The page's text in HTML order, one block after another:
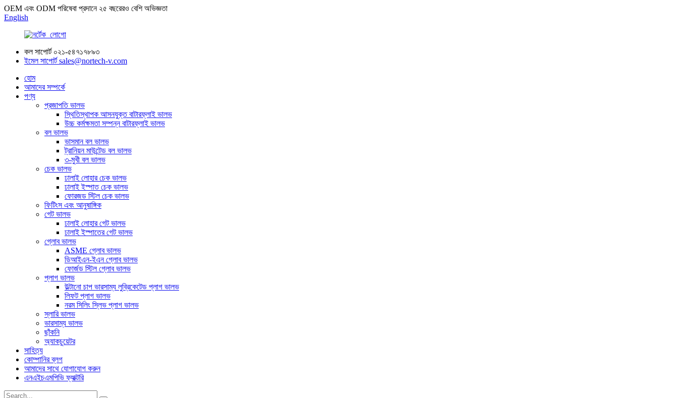
OEM এবং ODM পরিষেবা প্রদানে ২৫ বছরেরও বেশি অভিজ্ঞতা
English
কল সাপোর্ট ০২১-৫৪৭১৭৮৯৩
ইমেল সাপোর্ট sales@nortech-v.com
হোম
আমাদের সম্পর্কে
পণ্য
প্রজাপতি ভালভ
স্থিতিস্থাপক আসনযুক্ত বাটারফ্লাই ভালভ
উচ্চ কর্মক্ষমতা সম্পন্ন বাটারফ্লাই ভালভ
বল ভালভ
ভাসমান বল ভালভ
ট্রানিয়ন মাউন্টেড বল ভালভ
৩-মুখী বল ভালভ
চেক ভালভ
ঢালাই লোহার চেক ভালভ
ঢালাই ইস্পাত চেক ভালভ
ফোরজড স্টিল চেক ভালভ
ফিটিংস এবং আনুষাঙ্গিক
গেট ভালভ
ঢালাই লোহার গেট ভালভ
ঢালাই ইস্পাতের গেট ভালভ
গ্লোব ভালভ
ASME গ্লোব ভালভ
ডিআইএন-ইএন গ্লোব ভালভ
ফোর্জড স্টিল গ্লোব ভালভ
প্লাগ ভালভ
উল্টানো চাপ ভারসাম্য লুব্রিকেটেড প্লাগ ভালভ
লিফট প্লাগ ভালভ
নরম সিলিং স্লিভ প্লাগ ভালভ
স্লারি ভালভ
ভারসাম্য ভালভ
ছাঁকনি
অ্যাকচুয়েটর
সাহিত্য
কোম্পানির ব্লগ
আমাদের সাথে যোগাযোগ করুন
এনএইচএমপিভি ফ্যাক্টরি